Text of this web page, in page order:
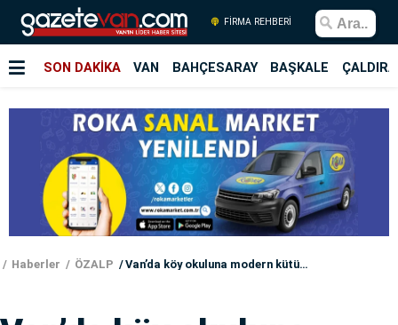
FİRMA REHBERİ
SON DAKİKA VAN BAHÇESARAY BAŞKALE
Haberler ÖZALP Van’da köy okuluna modern kütüphane